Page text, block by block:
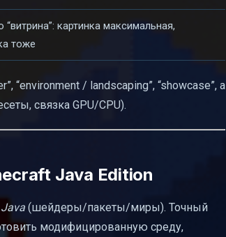
картинка максимальная,
тоже
“environment / landscaping”, “showcase”, а
связка GPU/CPU).
Java Edition
Java (шейдеры/пакеты/миры). Точный
модифицированную среду,